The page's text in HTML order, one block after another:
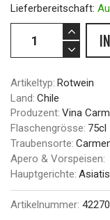
Lieferbereitschaft:
Artikeltyp: Rotwein
Land: Chile
Produzent: Vina
Flaschengrösse: 75cl
Traubensorte:
Apero & Vorspeisen:
Hauptgerichte:
Artikelnummer: